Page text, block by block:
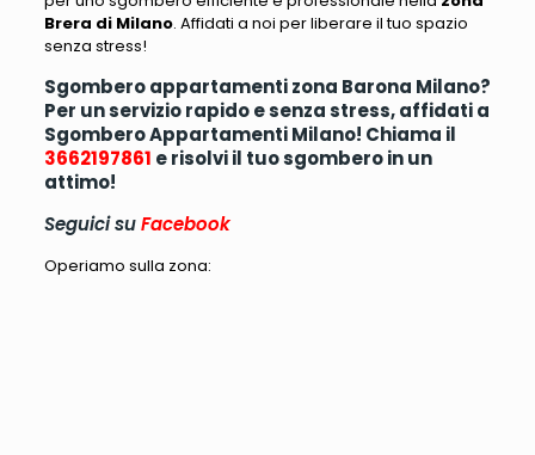
Brera di Milano. Affidati a noi per liberare il tuo spazio
senza stress!
Sgombero appartamenti zona Barona Milano?
Per un servizio rapido e senza stress, affidati a
Sgombero Appartamenti Milano! Chiama il
3662197861 e risolvi il tuo sgombero in un
attimo!
Seguici suFacebook
Operiamo sulla zona: